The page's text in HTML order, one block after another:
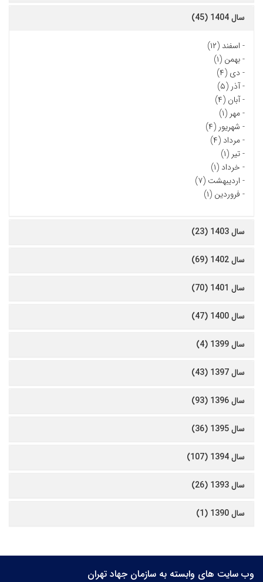
سال 1404 (45)
- اسفند (۱۲)
-بهمن (۱)
- دی (۴)
-آذر (۵)
-آبان (۴)
-مهر (۱)
- شهریور (۴)
-مرداد (۴)
-تیر (۱)
- خرداد (۱)
- اردیبهشت (۷)
- فروردین (۱)
سال 1403 (23)
سال 1402 (69)
سال 1401 (70)
سال 1400 (47)
سال 1399 (4)
سال 1397 (43)
سال 1396 (93)
سال 1395 (36)
سال 1394 (107)
سال 1393 (26)
سال 1390 (1)
وب سایت های وابسته به سازمان جهاد تهران